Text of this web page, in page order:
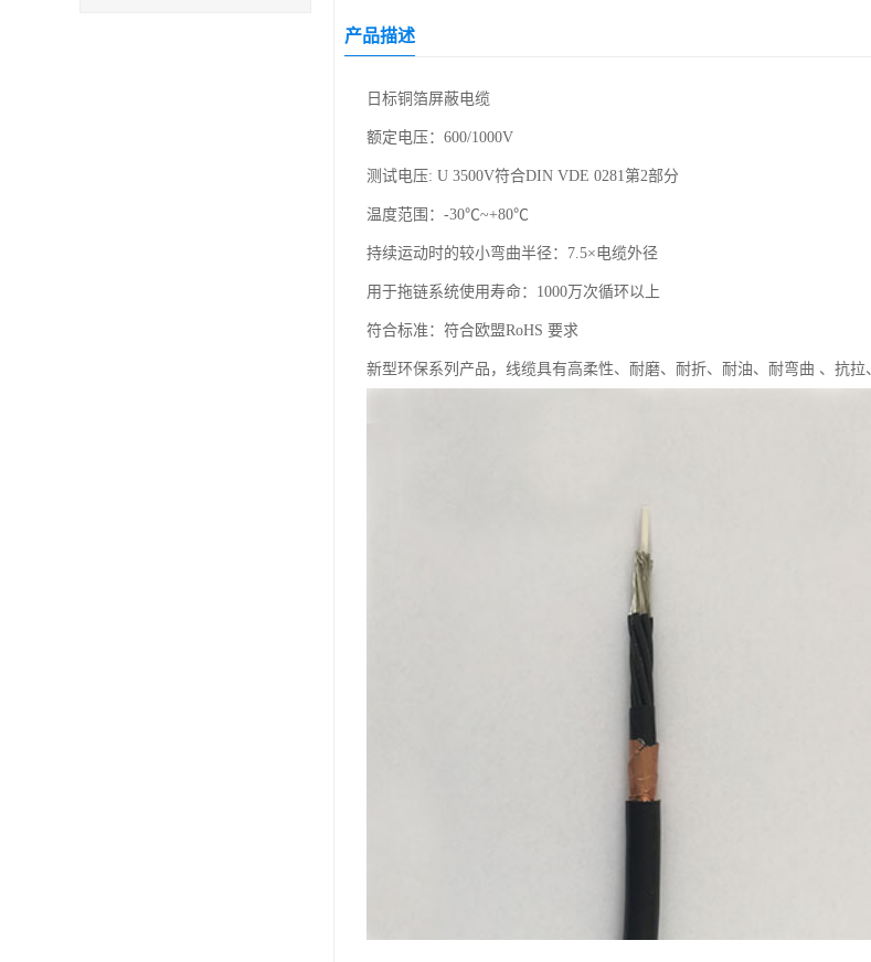
产品描述
日标铜箔屏蔽电缆
额定电压：600/1000V
测试电压: U 3500V符合DIN VDE 0281第2部分
温度范围：-30℃~+80℃
持续运动时的较小弯曲半径：7.5×电缆外径
用于拖链系统使用寿命：1000万次循环以上
符合标准：符合欧盟RoHS 要求
新型环保系列产品，线缆具有高柔性、耐磨、耐折、耐油、耐弯曲 、抗拉